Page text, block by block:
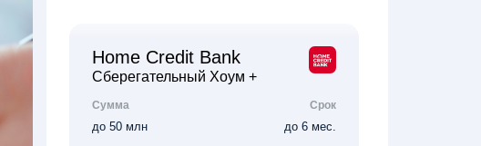
Home Credit Bank
Сберегательный Хоум +
Сумма Срок
до 50 млн до 6 мес.